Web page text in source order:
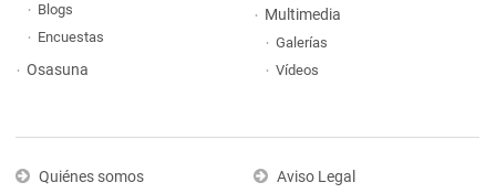
Blogs
Encuestas
Osasuna
Multimedia
Galerías
Vídeos
Quiénes somos
Aviso Legal